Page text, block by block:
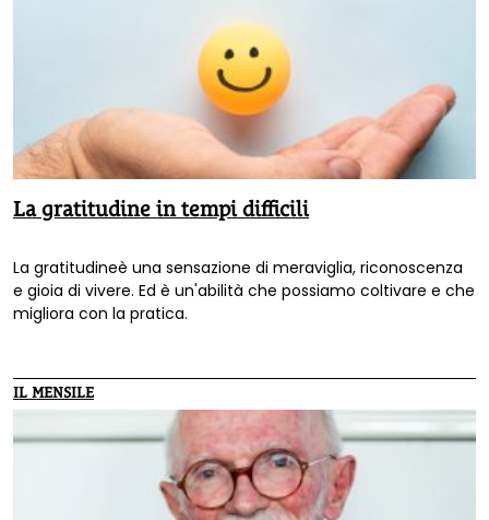
La gratitudine in tempi difficili
La gratitudineè una sensazione di meraviglia, riconoscenza
e gioia di vivere. Ed è un'abilità che possiamo coltivare e che
migliora con la pratica.
IL MENSILE